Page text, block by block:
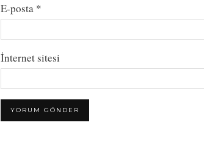
E-posta *
İnternet sitesi